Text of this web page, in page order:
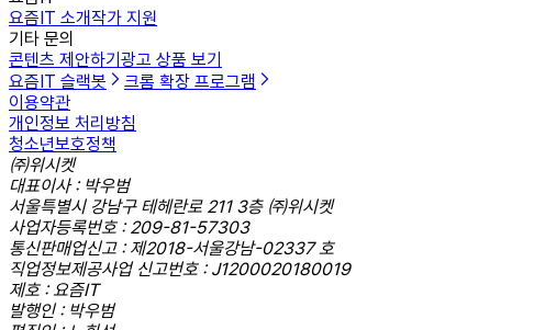
요즘IT 소개작가 지원
기타 문의
콘텐츠 제안하기 광고 상품 보기
요즘IT 슬랙봇
크롬 확장 프로그램
이용약관
개인정보 처리방침
청소년보호정책
㈜위시켓
대표이사 : 박우범
서울특별시 강남구 테헤란로 211 3층 ㈜위시켓
사업자등록번호 : 209-81-57303
통신판매업신고 : 제2018-서울강남-02337 호
직업정보제공사업 신고번호 : J1200020180019
제호 : 요즘IT
발행인 : 박우범